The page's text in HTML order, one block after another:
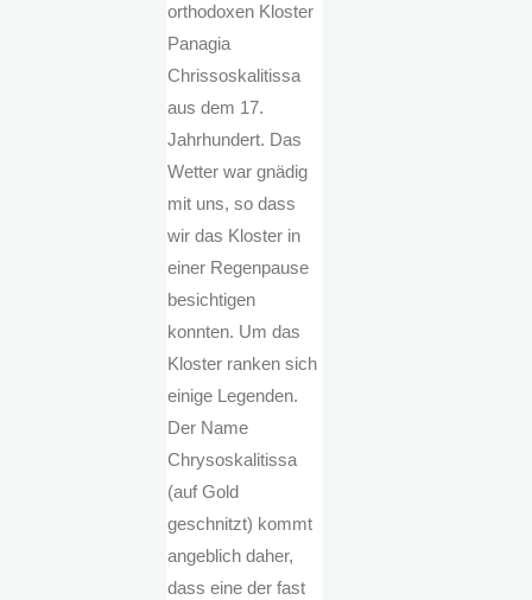
orthodoxen Kloster
Panagia
Chrissoskalitissa
aus dem 17.
Jahrhundert. Das
Wetter war gnädig
mit uns, so dass
wir das Kloster in
einer Regenpause
besichtigen
konnten. Um das
Kloster ranken sich
einige Legenden.
Der Name
Chrysoskalitissa
(auf Gold
geschnitzt) kommt
angeblich daher,
dass eine der fast